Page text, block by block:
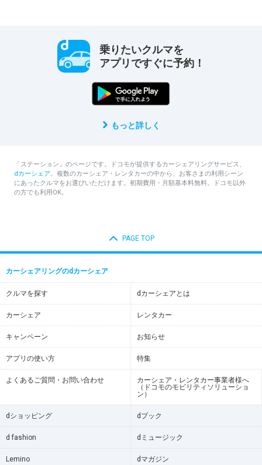
乗りたいクルマを
アプリですぐに予約！
もっと詳しく
「ステーション」のページです。ドコモが提供するカーシェアリングサービス、
dカーシェア。複数のカーシェア・レンタカーの中から、お客さまの利用シーン
にあったクルマをお選びいただけます。初期費用・月額基本料無料。ドコモ以外
の方でも利用OK。
PAGE TOP
カーシェアリングのdカーシェア
クルマを探す dカーシェアとは
カーシェア レンタカー
キャンペーン お知らせ
アプリの使い方 特集
よくあるご質問・お問い合わせ
カーシェア・レンタカー事業者様へ
（ドコモのモビリティソリューショ
ン）
dショッピング dブック
d fashion dミュージック
Lemino dマガジン